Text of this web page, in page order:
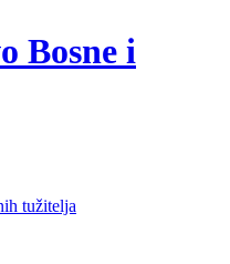
Bosne i
tužitelja